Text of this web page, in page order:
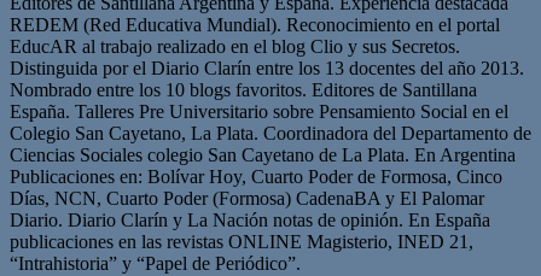
REDEM (Red Educativa Mundial). Reconocimiento en el portal
EducAR al trabajo realizado en el blog Clio y sus Secretos.
Distinguida por el Diario Clarín entre los 13 docentes del año 2013.
Nombrado entre los 10 blogs favoritos. Editores de Santillana
España. Talleres Pre Universitario sobre Pensamiento Social en el
Colegio San Cayetano, La Plata. Coordinadora del Departamento de
Ciencias Sociales colegio San Cayetano de La Plata. En Argentina
Publicaciones en: Bolívar Hoy, Cuarto Poder de Formosa, Cinco
Días, NCN, Cuarto Poder (Formosa) CadenaBA y El Palomar
Diario. Diario Clarín y La Nación notas de opinión. En España
publicaciones en las revistas ONLINE Magisterio, INED 21,
“Intrahistoria” y “Papel de Periódico”.